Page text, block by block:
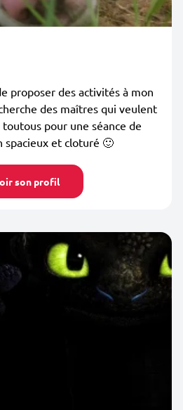
proposer des activités à mon
des maîtres qui veulent
pour une séance de
spacieux et cloturé 🙂
son profil